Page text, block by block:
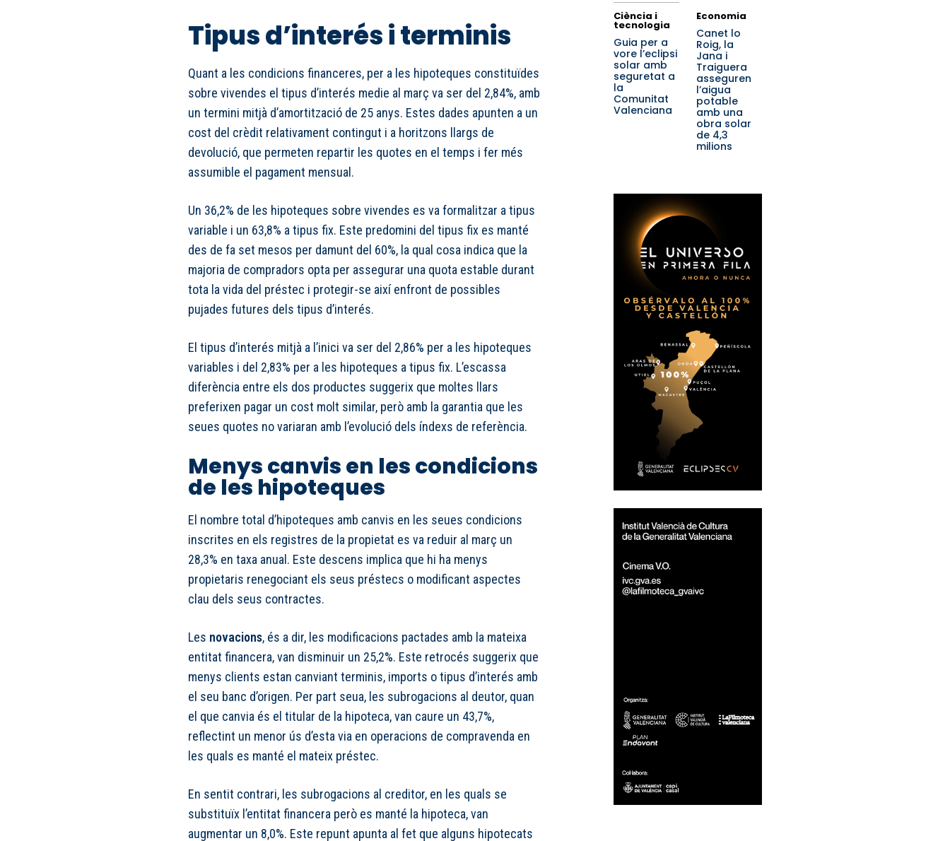
Tipus d’interés i terminis
Quant a les condicions financeres, per a les hipoteques constituïdes
sobre vivendes el tipus d’interés medie al març va ser del 2,84%, amb
un termini mitjà d’amortització de 25 anys. Estes dades apunten a un
cost del crèdit relativament contingut i a horitzons llargs de
devolució, que permeten repartir les quotes en el temps i fer més
assumible el pagament mensual.
Un 36,2% de les hipoteques sobre vivendes es va formalitzar a tipus
variable i un 63,8% a tipus fix. Este predomini del tipus fix es manté
des de fa set mesos per damunt del 60%, la qual cosa indica que la
majoria de compradors opta per assegurar una quota estable durant
tota la vida del préstec i protegir-se així enfront de possibles
pujades futures dels tipus d’interés.
El tipus d’interés mitjà a l’inici va ser del 2,86% per a les hipoteques
variables i del 2,83% per a les hipoteques a tipus fix. L’escassa
diferència entre els dos productes suggerix que moltes llars
preferixen pagar un cost molt similar, però amb la garantia que les
seues quotes no variaran amb l’evolució dels índexs de referència.
Menys canvis en les condicions
de les hipoteques
El nombre total d’hipoteques amb canvis en les seues condicions
inscrites en els registres de la propietat es va reduir al març un
28,3% en taxa anual. Este descens implica que hi ha menys
propietaris renegociant els seus préstecs o modificant aspectes
clau dels seus contractes.
Les novacions, és a dir, les modificacions pactades amb la mateixa
entitat financera, van disminuir un 25,2%. Este retrocés suggerix que
menys clients estan canviant terminis, imports o tipus d’interés amb
el seu banc d’origen. Per part seua, les subrogacions al deutor, quan
el que canvia és el titular de la hipoteca, van caure un 43,7%,
reflectint un menor ús d’esta via en operacions de compravenda en
les quals es manté el mateix préstec.
En sentit contrari, les subrogacions al creditor, en les quals se
substituïx l’entitat financera però es manté la hipoteca, van
augmentar un 8,0%. Este repunt apunta al fet que alguns hipotecats
Ciència i
tecnologia
Guia per a
vore l’eclipsi
solar amb
seguretat a
la
Comunitat
Valenciana
Economia
Canet lo
Roig, la
Jana i
Traiguera
asseguren
l’aigua
potable
amb una
obra solar
de 4,3
milions